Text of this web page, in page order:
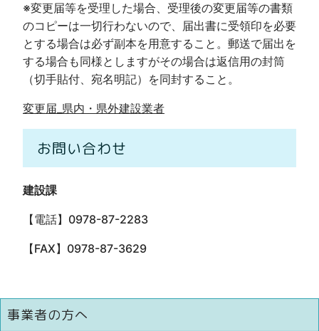
※変更届等を受理した場合、受理後の変更届等の書類
のコピーは一切行わないので、届出書に受領印を必要
とする場合は必ず副本を用意すること。郵送で届出を
する場合も同様としますがその場合は返信用の封筒
（切手貼付、宛名明記）を同封すること。
変更届_県内・県外建設業者
お問い合わせ
建設課
【電話】0978-87-2283
【FAX】0978-87-3629
事業者の方へ